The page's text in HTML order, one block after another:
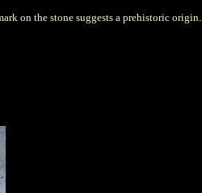
on the stone suggests a prehistoric origin.